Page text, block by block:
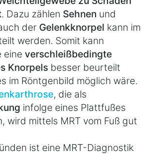
. Dazu zählen Sehnen und
der Gelenkknorpel kann im
werden. Somit kann
eine verschleißbedingte
Knorpels besser beurteilt
im Röntgenbild möglich wäre.
, die als
infolge eines Plattfußes
wird mittels MRT vom Fuß gut
ist eine MRT-Diagnostik